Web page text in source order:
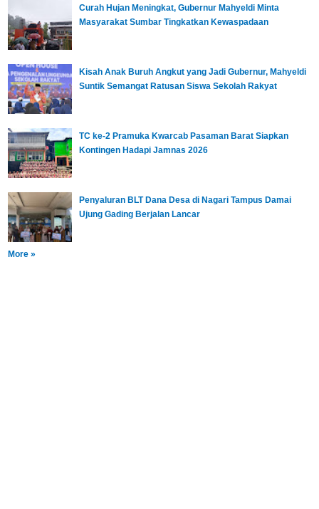
Curah Hujan Meningkat, Gubernur Mahyeldi Minta
Masyarakat Sumbar Tingkatkan Kewaspadaan
Kisah Anak Buruh Angkut yang Jadi Gubernur, Mahyeldi
Suntik Semangat Ratusan Siswa Sekolah Rakyat
TC ke-2 Pramuka Kwarcab Pasaman Barat Siapkan
Kontingen Hadapi Jamnas 2026
Penyaluran BLT Dana Desa di Nagari Tampus Damai
Ujung Gading Berjalan Lancar
More »